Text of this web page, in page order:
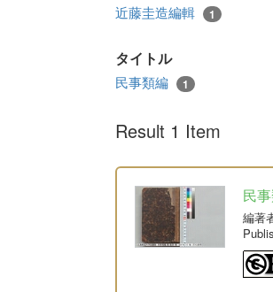
近藤圭造編輯 1
タイトル
民事類編 1
Result 1 Item
民
編著